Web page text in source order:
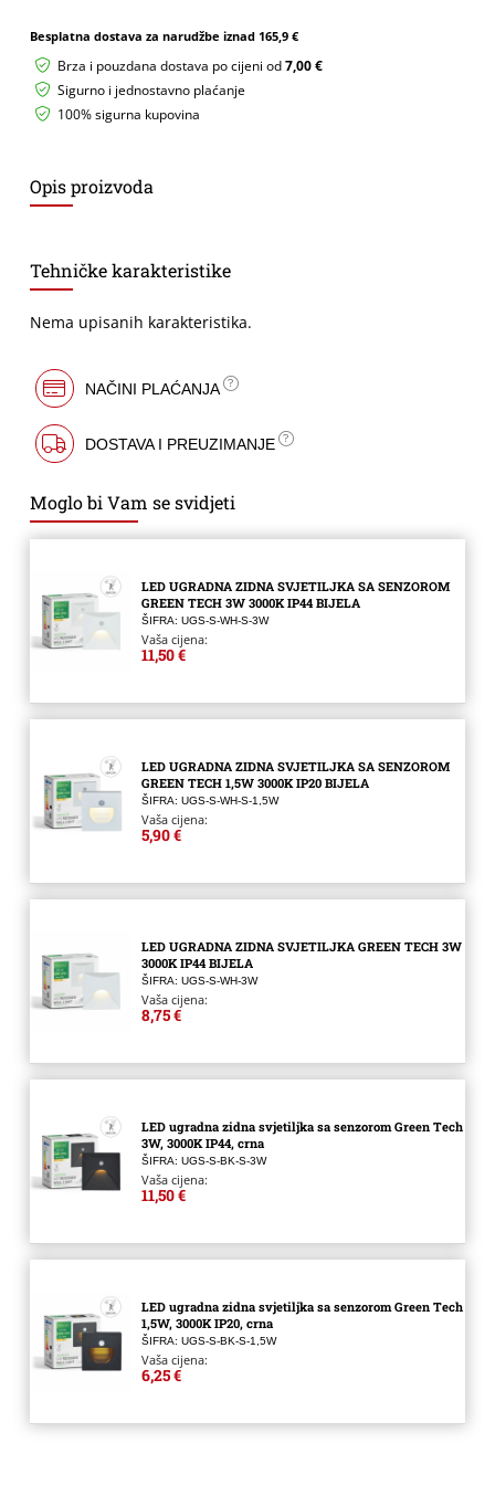
15W
1500lm
IP65
fi163
Besplatna dostava za narudžbe iznad 165,9 €
Brza i pouzdana dostava po cijeni od7,00 €
Sigurno i jednostavno plaćanje
100% sigurna kupovina
Opis proizvoda
Tehničke karakteristike
Nema upisanih karakteristika.
NAČINI PLAĆANJA
DOSTAVA I PREUZIMANJE
Moglo bi Vam se svidjeti
LED UGRADNA ZIDNA SVJETILJKA SA SENZOROM
GREEN TECH 3W 3000K IP44 BIJELA
ŠIFRA: UGS-S-WH-S-3W
Vaša cijena:
11,50 €
LED UGRADNA ZIDNA SVJETILJKA SA SENZOROM
GREEN TECH 1,5W 3000K IP20 BIJELA
ŠIFRA: UGS-S-WH-S-1,5W
Vaša cijena:
5,90 €
LED UGRADNA ZIDNA SVJETILJKA GREEN TECH 3W
3000K IP44 BIJELA
ŠIFRA: UGS-S-WH-3W
Vaša cijena:
8,75 €
LED ugradna zidna svjetiljka sa senzorom Green Tech
3W, 3000K IP44, crna
ŠIFRA: UGS-S-BK-S-3W
Vaša cijena:
11,50 €
LED ugradna zidna svjetiljka sa senzorom Green Tech
1,5W, 3000K IP20, crna
ŠIFRA: UGS-S-BK-S-1,5W
Vaša cijena:
6,25 €